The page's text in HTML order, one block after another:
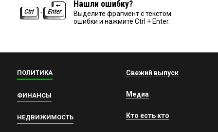
Нашли ошибку?
Выделите фрагмент с текстом
ошибки и нажмите Ctrl + Enter.
ПОЛИТИКА
ФИНАНСЫ
НЕДВИЖИМОСТЬ
Свежий выпуск
Медиа
Кто есть кто